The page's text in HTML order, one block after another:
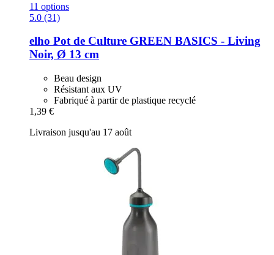
11 options
5.0 (31)
elho Pot de Culture GREEN BASICS -​ Living
Noir, Ø 13 cm
Beau design
Résistant aux UV
Fabriqué à partir de plastique recyclé
1,39 €
Livraison jusqu'au 17 août